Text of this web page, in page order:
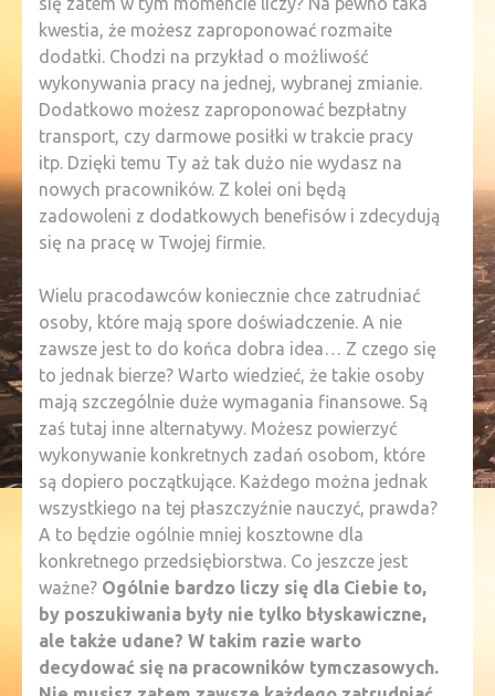
kwestia, że możesz zaproponować rozmaite
dodatki. Chodzi na przykład o możliwość
wykonywania pracy na jednej, wybranej zmianie.
Dodatkowo możesz zaproponować bezpłatny
transport, czy darmowe posiłki w trakcie pracy
itp. Dzięki temu Ty aż tak dużo nie wydasz na
nowych pracowników. Z kolei oni będą
zadowoleni z dodatkowych benefisów i zdecydują
się na pracę w Twojej firmie.
Wielu pracodawców koniecznie chce zatrudniać
osoby, które mają spore doświadczenie. A nie
zawsze jest to do końca dobra idea… Z czego się
to jednak bierze? Warto wiedzieć, że takie osoby
mają szczególnie duże wymagania finansowe. Są
zaś tutaj inne alternatywy. Możesz powierzyć
wykonywanie konkretnych zadań osobom, które
są dopiero początkujące. Każdego można jednak
wszystkiego na tej płaszczyźnie nauczyć, prawda?
A to będzie ogólnie mniej kosztowne dla
konkretnego przedsiębiorstwa. Co jeszcze jest
ważne? Ogólnie bardzo liczy się dla Ciebie to,
by poszukiwania były nie tylko błyskawiczne,
ale także udane? W takim razie warto
decydować się na pracowników tymczasowych.